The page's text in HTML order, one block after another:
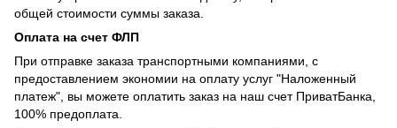
общей стоимости суммы заказа.
Оплата на счет ФЛП
При отправке заказа транспортными компаниями, с
предоставлением экономии на оплату услуг "Наложенный
платеж", вы можете оплатить заказ на наш счет ПриватБанка,
100% предоплата.